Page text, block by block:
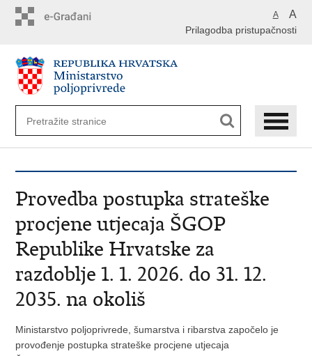
A A
Prilagodba pristupačnosti
Provedba postupka strateške
procjene utjecaja ŠGOP
Republike Hrvatske za
razdoblje 1. 1. 2026. do 31. 12.
2035. na okoliš
Ministarstvo poljoprivrede, šumarstva i ribarstva započelo je
provođenje postupka strateške procjene utjecaja